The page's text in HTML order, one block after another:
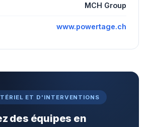
MCH Group
www.powertage.ch
ET D'INTERVENTIONS
des équipes en